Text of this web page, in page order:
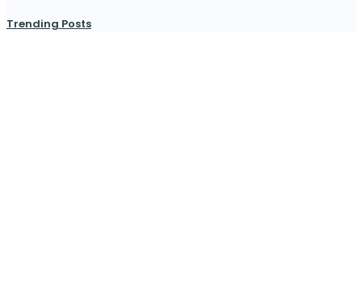
Trending Posts